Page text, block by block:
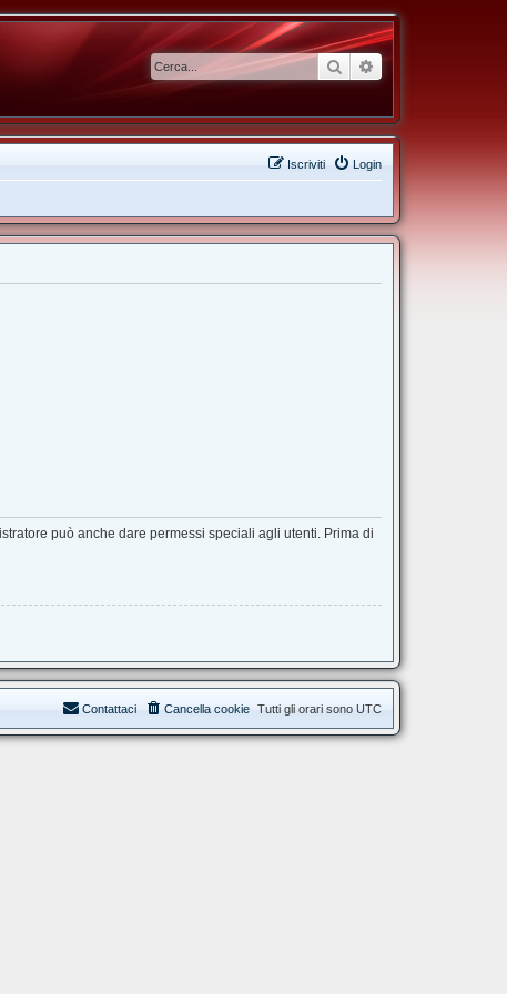
Cerca Ricerca avanzata
Login
Iscriviti
può anche dare permessi speciali agli utenti. Prima di
Tutti gli orari sono UTC
Cancella cookie
Contattaci